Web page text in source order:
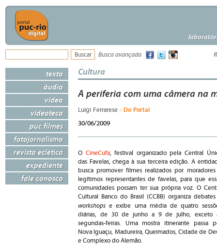
Busca avançada
texto
áudio
vídeo
videoteca
puc filmes
fotojornalismo
revista eclética
expediente
fale conosco
Cultura
A periferia com uma câmera na
Luigi Ferrarese - Do Portal
30/06/2009
O CineCufa, festival organizado pela Central
das Favelas, chega à sua terceira edição. A
busca promover filmes realizados por
legítimos representantes de favelas, para que
comunidades possam ter sua própria voz. O
Cultural Banco do Brasil (CCBB) organiza
workshops e exibe uma média de quatro
diárias, de 30 de junho a 9 de julho, exceto
segundas-feiras. Uma mostra itinerante passa
Nova Iguaçu, Madureira, Queimados, Cidade de
e Complexo do Alemão.